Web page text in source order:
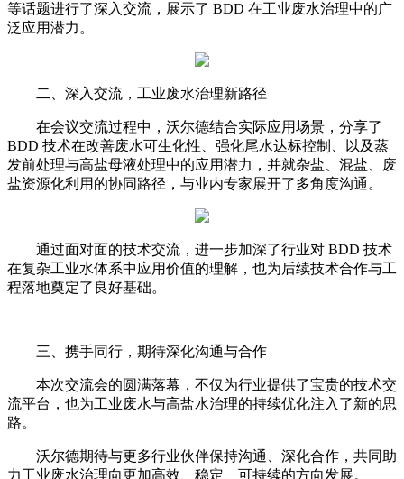
等话题进行了深入交流，展示了 BDD 在工业废水治理中的广
泛应用潜力。
二、深入交流，工业废水治理新路径
在会议交流过程中，沃尔德结合实际应用场景，分享了
BDD 技术在改善废水可生化性、强化尾水达标控制、以及蒸
发前处理与高盐母液处理中的应用潜力，并就杂盐、混盐、废
盐资源化利用的协同路径，与业内专家展开了多角度沟通。
通过面对面的技术交流，进一步加深了行业对 BDD 技术
在复杂工业水体系中应用价值的理解，也为后续技术合作与工
程落地奠定了良好基础。
三、携手同行，期待深化沟通与合作
本次交流会的圆满落幕，不仅为行业提供了宝贵的技术交
流平台，也为工业废水与高盐水治理的持续优化注入了新的思
路。
沃尔德期待与更多行业伙伴保持沟通、深化合作，共同助
力工业废水治理向更加高效、稳定、可持续的方向发展。